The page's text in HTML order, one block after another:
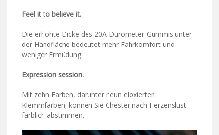
Feel it to believe it.
Die erhöhte Dicke des 20A-Durometer-Gummis unter
der Handfläche bedeutet mehr Fahrkomfort und
weniger Ermüdung.
Expression session.
Mit zehn Farben, darunter neun eloxierten
Klemmfarben, können Sie Chester nach Herzenslust
farblich abstimmen.